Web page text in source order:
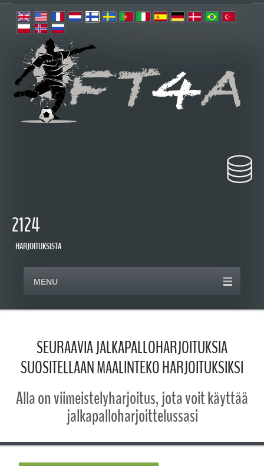
2124
HARJOITUKSISTA
MENU
SEURAAVIA JALKAPALLOHARJOITUKSIA
SUOSITELLAAN MAALINTEKO HARJOITUKSIKSI
Alla on viimeistelyharjoitus, jota voit käyttää
jalkapalloharjoittelussasi